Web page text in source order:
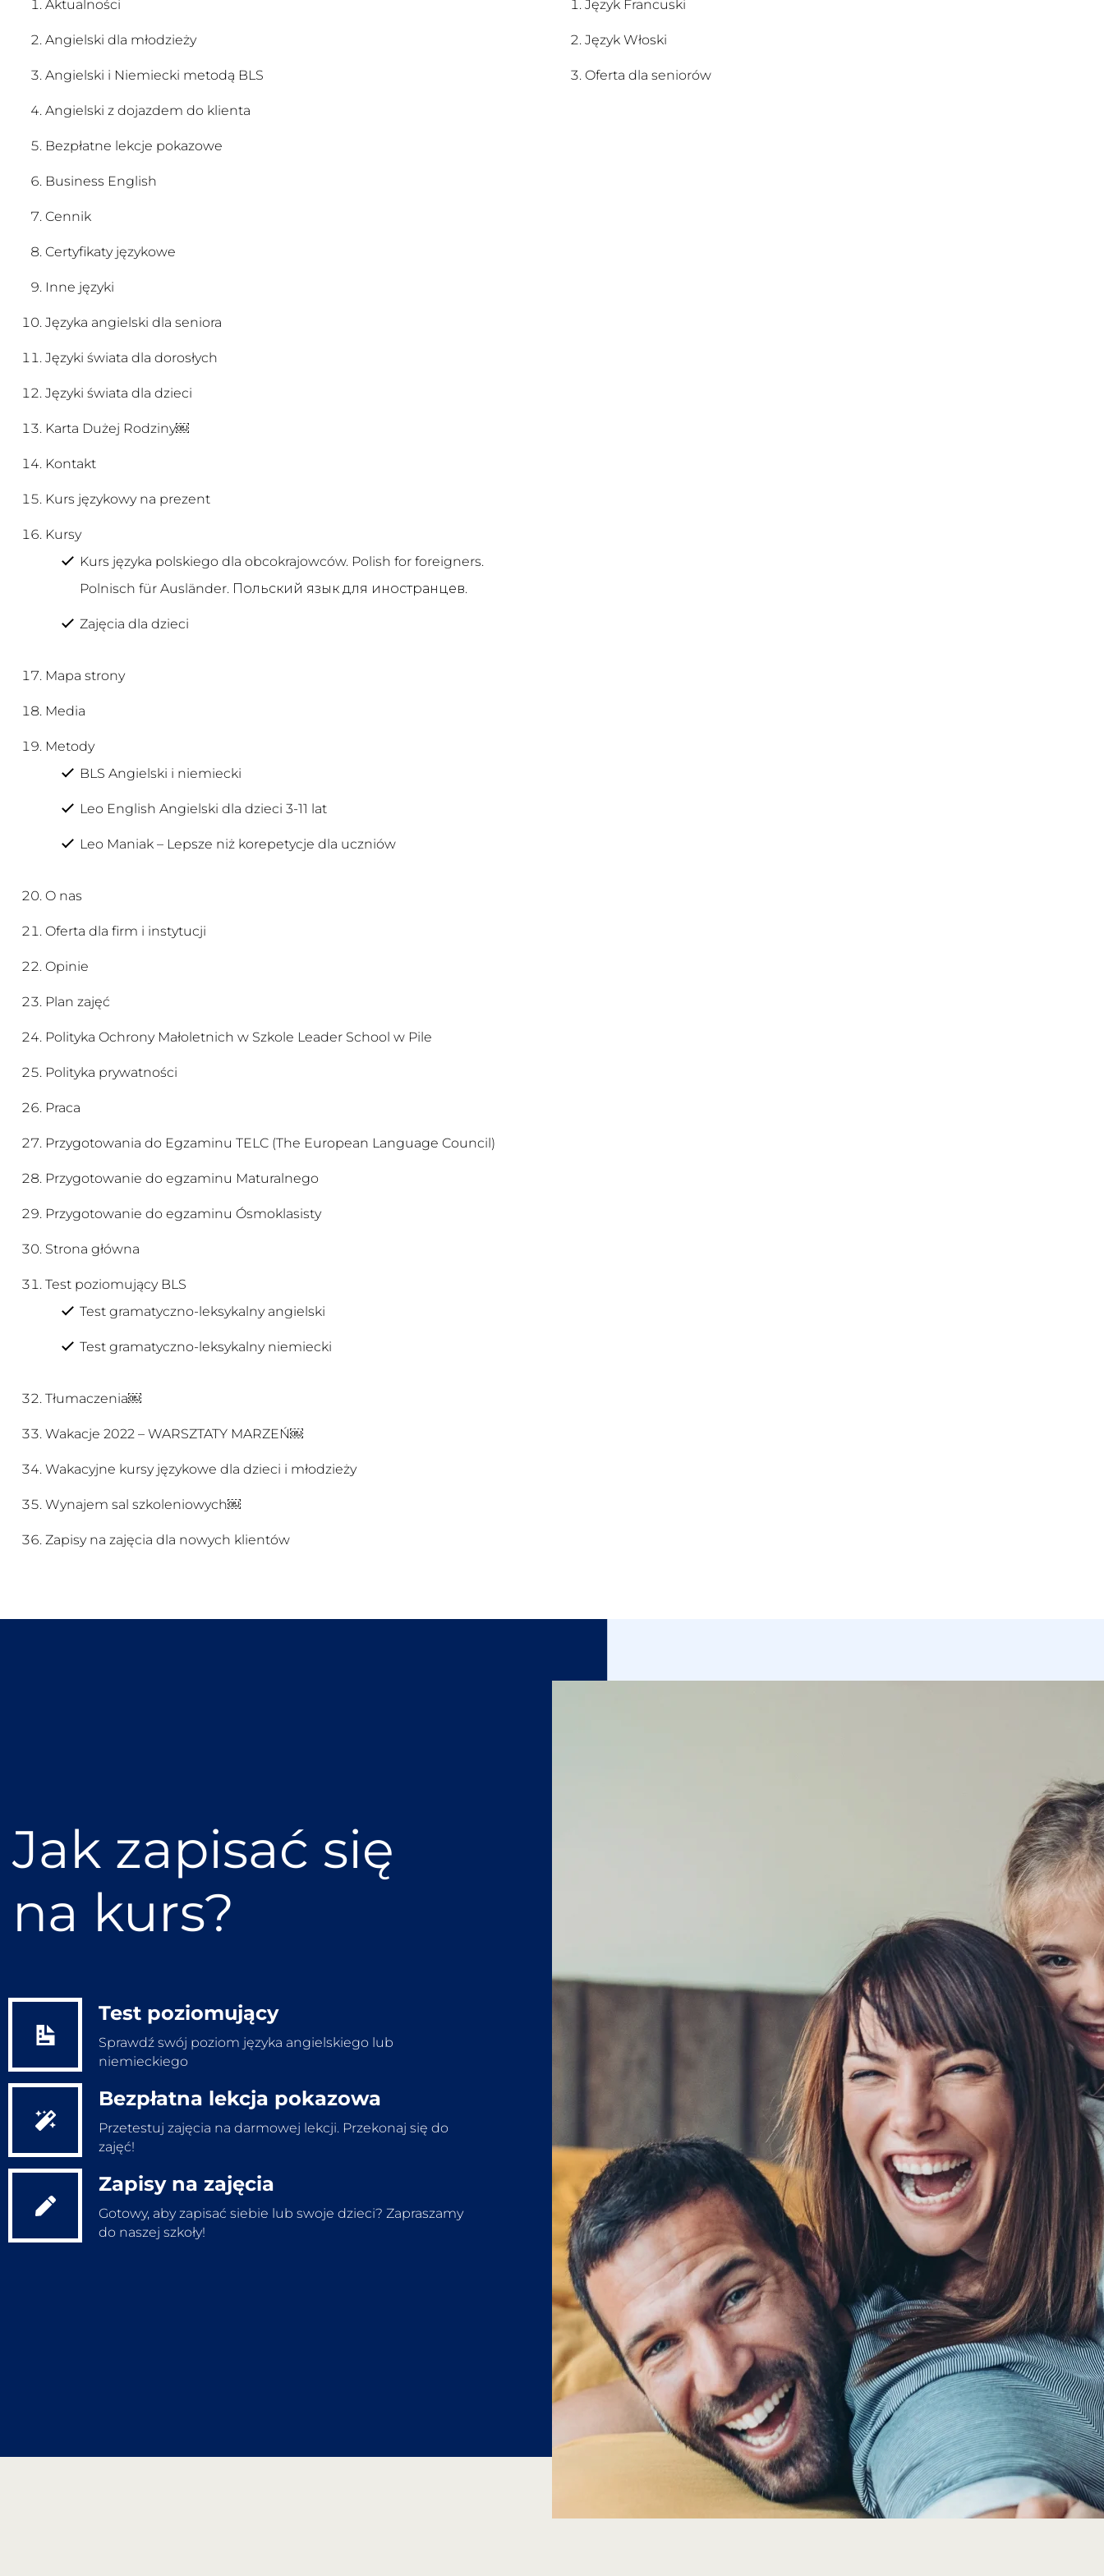
Aktualności
Angielski dla młodzieży
Angielski i Niemiecki metodą BLS
Angielski z dojazdem do klienta
Bezpłatne lekcje pokazowe
Business English
Cennik
Certyfikaty językowe
Inne języki
Języka angielski dla seniora
Języki świata dla dorosłych
Języki świata dla dzieci
Karta Dużej Rodziny￼
Kontakt
Kurs językowy na prezent
Kursy
Kurs języka polskiego dla obcokrajowców. Polish for foreigners.
Polnisch für Ausländer. Польский язык для иностранцев.
Zajęcia dla dzieci
Mapa strony
Media
Metody
BLS Angielski i niemiecki
Leo English Angielski dla dzieci 3-11 lat
Leo Maniak – Lepsze niż korepetycje dla uczniów
O nas
Oferta dla firm i instytucji
Opinie
Plan zajęć
Polityka Ochrony Małoletnich w Szkole Leader School w Pile
Polityka prywatności
Praca
Przygotowania do Egzaminu TELC (The European Language Council)
Przygotowanie do egzaminu Maturalnego
Przygotowanie do egzaminu Ósmoklasisty
Strona główna
Test poziomujący BLS
Test gramatyczno-leksykalny angielski
Test gramatyczno-leksykalny niemiecki
Tłumaczenia￼
Wakacje 2022 – WARSZTATY MARZEŃ￼
Wakacyjne kursy językowe dla dzieci i młodzieży
Wynajem sal szkoleniowych￼
Zapisy na zajęcia dla nowych klientów
Język Francuski
Język Włoski
Oferta dla seniorów
Jak zapisać się
na kurs?
Test poziomujący
Sprawdź swój poziom języka angielskiego lub
niemieckiego
Wypełnij test
Bezpłatna lekcja pokazowa
Przetestuj zajęcia na darmowej lekcji. Przekonaj się do
zajęć!
Bezpłatna lekcja
Zapisy na zajęcia
Gotowy, aby zapisać siebie lub swoje dzieci? Zapraszamy
do naszej szkoły!